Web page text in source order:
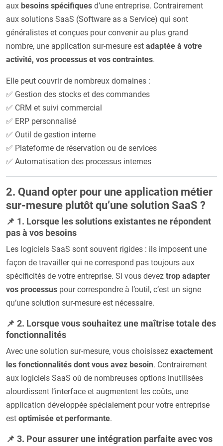
aux besoins spécifiques d’une entreprise. Contrairement
aux solutions SaaS (Software as a Service) qui sont
généralistes et conçues pour convenir au plus grand
nombre, une application sur-mesure est adaptée à votre
activité, vos processus et vos contraintes.
Elle peut couvrir de nombreux domaines :
✅ Gestion des stocks et des commandes
✅ CRM et suivi commercial
✅ ERP personnalisé
✅ Outil de gestion interne
✅ Plateforme de réservation ou de services
✅ Automatisation des processus internes
2. Quand opter pour une application métier
sur-mesure plutôt qu’une solution SaaS ?
📌 1. Lorsque les solutions existantes ne répondent
pas à vos besoins
Les logiciels SaaS sont souvent rigides : ils imposent une
façon de travailler qui ne correspond pas toujours aux
spécificités de votre entreprise. Si vous devez trop adapter
vos processus pour correspondre à l’outil, c’est un signe
qu’une solution sur-mesure est nécessaire.
📌 2. Lorsque vous souhaitez une maîtrise totale des
fonctionnalités
Avec une solution sur-mesure, vous choisissez exactement
les fonctionnalités dont vous avez besoin. Contrairement
aux logiciels SaaS où de nombreuses options inutilisées
alourdissent l’interface et augmentent les coûts, une
application développée spécialement pour votre entreprise
est optimisée et performante.
📌 3. Pour assurer une intégration parfaite avec vos